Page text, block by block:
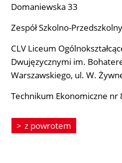
Domaniewska 33
Zespół Szkolno-
CLV Liceum
Dwujęzycznymi im.
Warszawskiego, ul. W.
Technikum Ekonomiczne nr
z powrotem